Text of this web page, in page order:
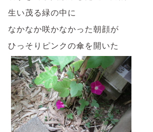
生い茂る緑の中に
なかなか咲かなかった朝顔が
ひっそりピンクの傘を開いた